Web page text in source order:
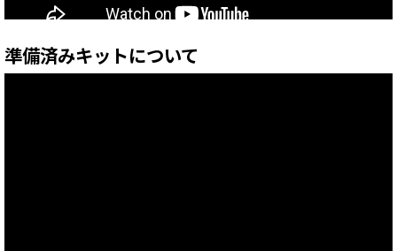
準備済みキットについて